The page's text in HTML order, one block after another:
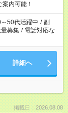
内可能！
50代活躍中 / 副
募集 / 電話対応な
詳細へ
掲載日：2026.08.08